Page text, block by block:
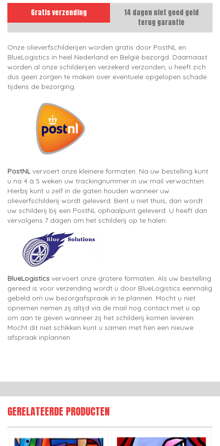
Gratis verzending
14 dagen niet goed geld
terug garantie
Onze olieverfschilderijen worden gratis door PostNL en
BlueLogistics in heel Nederland en België bezorgd. Daarnaast
worden al onze schilderijen verzekerd verzonden, u heeft zich
dus geen zorgen te maken over eventuele opgelopen schade
tijdens de bezorging.
PostNLvervoert onze kleinere formaten. Na uw bestelling kunt
u na 4 à 5 weken uw trackingnummer in uw mail verwachten.
Hierbij kunt u zelf in de gaten houden wanneer uw
olieverfschilderij wordt geleverd. Bent u niet thuis, dan wordt
uw schilderij bij een PostNL ophaalpunt geleverd. U heeft dan
vervolgens 7 dagen om het schilderij op te halen.
BlueLogistics vervoert onze grotere formaten. Als uw bestelling
gereed is voor verzending wordt u door BlueLogistics eenmalig
gebeld om uw bezorgafspraak in te plannen. Mocht u niet
opnemen nemen zij altijd via de mail nog contact met u op
om aan te geven wanneer zij het schilderij komen leveren.
Mocht dit niet schikken kunt u samen met hen een nieuwe
afspraak inplannen.
GERELATEERDE PRODUCTEN